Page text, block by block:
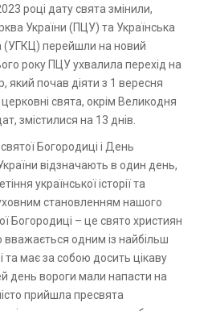
році дату свята змінили,
України (ПЦУ) та Українська
(УГКЦ) перейшли на новий
року ПЦУ ухвалила перехід на
який почав діяти з 1 вересня
свята, окрім Великодня
змістилися на 13 днів.
Богородиці і День
відзначають в один день,
української історії та
становленням нашого
Богородиці – це свято християн
вважається одним із найбільш
та має за собою досить цікаву
день вороги мали напасти на
прийшла пресвята